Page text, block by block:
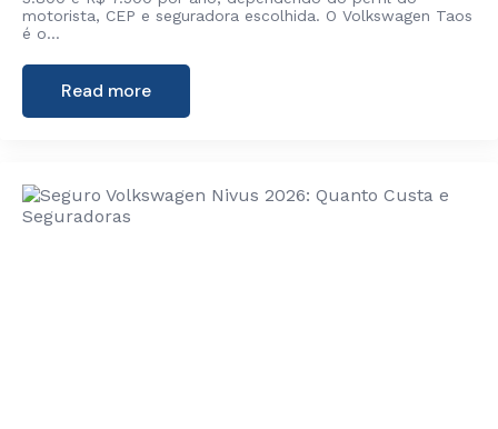
motorista, CEP e seguradora escolhida. O Volkswagen Taos
é o…
Read more